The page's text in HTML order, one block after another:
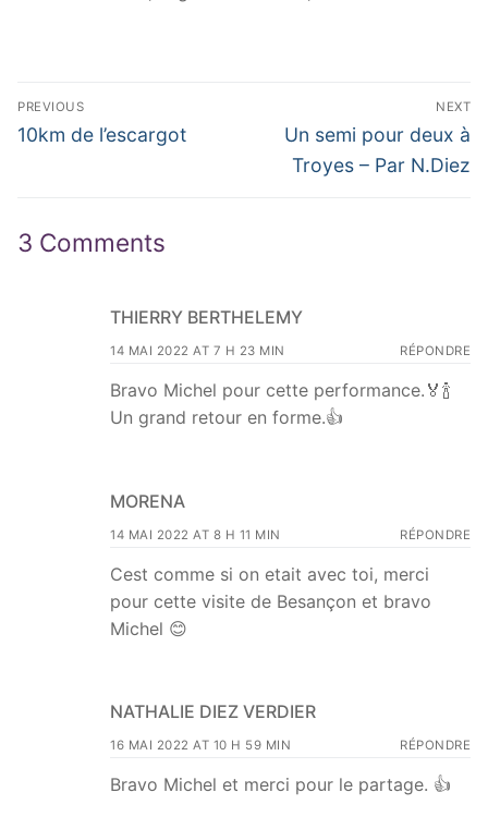
Navigation
de
PREVIOUS
Previous
10km de l’escargot
NEXT
Next
post:
Un semi pour deux à
Troyes – Par N.Diez
3 Comments
THIERRY BERTHELEMY
14 MAI 2022 AT 7 H 23 MIN RÉPONDRE
Bravo Michel pour cette performance.🏅🍾
Un grand retour en forme.👍
MORENA
14 MAI 2022 AT 8 H 11 MIN RÉPONDRE
Cest comme si on etait avec toi, merci
pour cette visite de Besançon et bravo
Michel 😊
NATHALIE DIEZ VERDIER
16 MAI 2022 AT 10 H 59 MIN RÉPONDRE
Bravo Michel et merci pour le partage. 👍